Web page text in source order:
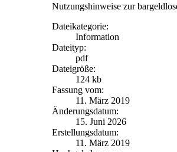
Nutzungshinweise zur
Dateikategorie:
Information
Dateityp:
pdf
Dateigröße:
124 kb
Fassung vom:
11. März 2019
Änderungsdatum:
15. Juni 2026
Erstellungsdatum:
11. März 2019